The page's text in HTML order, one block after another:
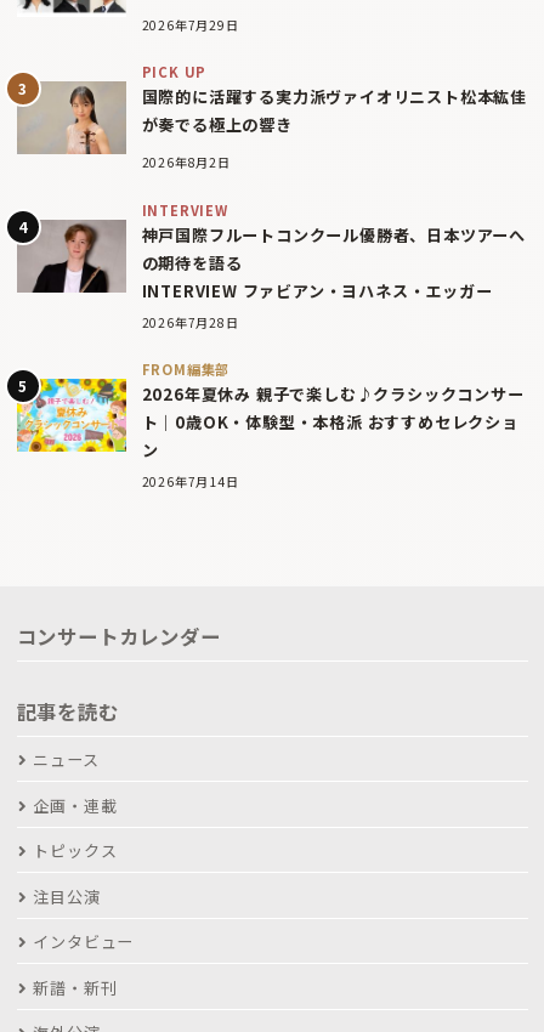
2026年7月29日
PICK UP
国際的に活躍する実力派ヴァイオリニスト松本紘佳
が奏でる極上の響き
2026年8月2日
INTERVIEW
神戸国際フルートコンクール優勝者、日本ツアーへ
の期待を語る
INTERVIEW ファビアン・ヨハネス・エッガー
2026年7月28日
FROM編集部
2026年夏休み 親子で楽しむ♪クラシックコンサー
ト｜0歳OK・体験型・本格派 おすすめセレクショ
ン
2026年7月14日
コンサートカレンダー
記事を読む
ニュース
企画・連載
トピックス
注目公演
インタビュー
新譜・新刊